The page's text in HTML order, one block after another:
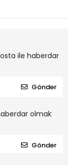
ile haberdar
Gönder
olmak
Gönder